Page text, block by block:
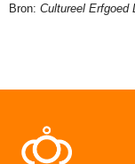
Bron: Cultureel Erfgoed